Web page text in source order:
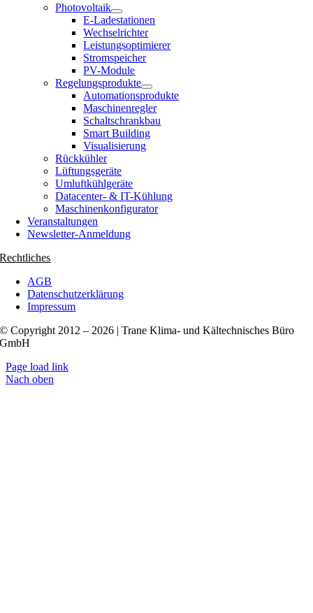
Photovoltaik
E-Ladestationen
Wechselrichter
Leistungsoptimierer
Stromspeicher
PV-Module
Regelungsprodukte
Automationsprodukte
Maschinenregler
Schaltschrankbau
Smart Building
Visualisierung
Rückkühler
Lüftungsgeräte
Umluftkühlgeräte
Datacenter- & IT-Kühlung
Maschinenkonfigurator
Veranstaltungen
Newsletter-Anmeldung
Rechtliches
AGB
Datenschutzerklärung
Impressum
© Copyright 2012 – 2026 | Trane Klima- und Kältechnisches Büro
GmbH
Page load link
Nach oben